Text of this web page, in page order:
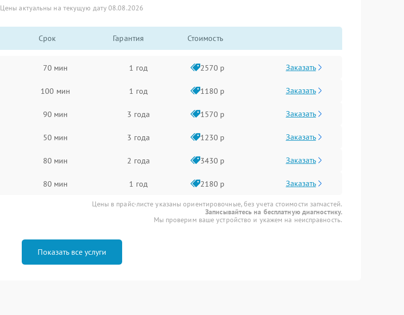
Цены актуальны на текущую дату 08.08.2026
Срок Гарантия Стоимость
70 мин 1 год 2570 р Заказать
100 мин 1 год 1180 р Заказать
90 мин 3 года 1570 р Заказать
50 мин 3 года 1230 р Заказать
80 мин 2 года 3430 р Заказать
80 мин 1 год 2180 р Заказать
Цены в прайс-листе указаны ориентировочные, без учета стоимости запчастей.
Записывайтесь на бесплатную диагностику.
Мы проверим ваше устройство и укажем на неисправность.
Показать все услуги